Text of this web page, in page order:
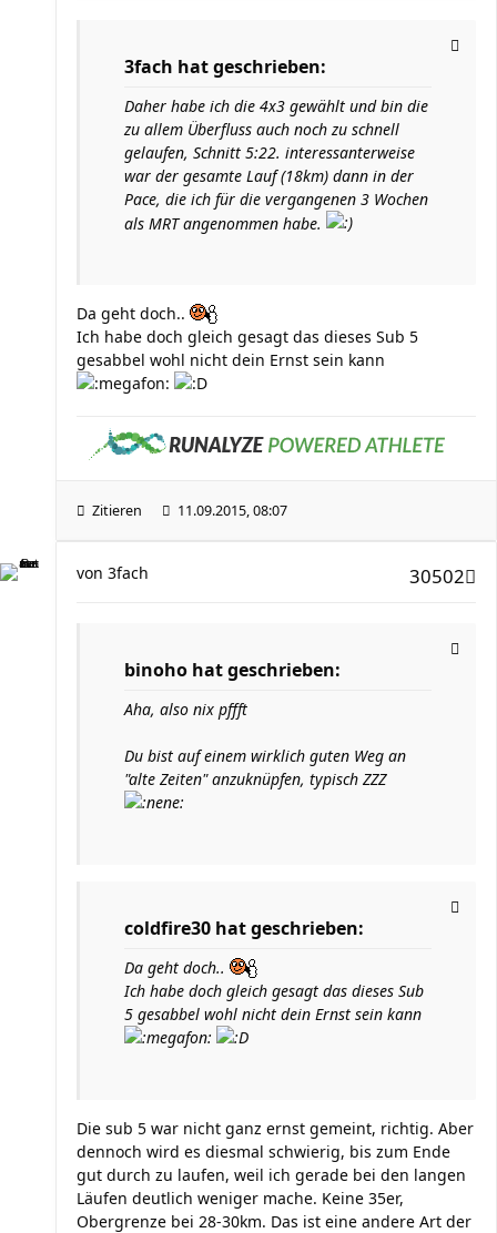
3fach hat geschrieben:
Daher habe ich die 4x3 gewählt und bin die
zu allem Überfluss auch noch zu schnell
gelaufen, Schnitt 5:22. interessanterweise
war der gesamte Lauf (18km) dann in der
Pace, die ich für die vergangenen 3 Wochen
als MRT angenommen habe.
Da geht doch..
Ich habe doch gleich gesagt das dieses Sub 5
gesabbel wohl nicht dein Ernst sein kann
Zitieren 11.09.2015, 08:07
30502
von 3fach
binoho hat geschrieben:
Aha, also nix pffft
Du bist auf einem wirklich guten Weg an
"alte Zeiten" anzuknüpfen, typisch ZZZ
coldfire30 hat geschrieben:
Da geht doch..
Ich habe doch gleich gesagt das dieses Sub
5 gesabbel wohl nicht dein Ernst sein kann
Die sub 5 war nicht ganz ernst gemeint, richtig. Aber
dennoch wird es diesmal schwierig, bis zum Ende
gut durch zu laufen, weil ich gerade bei den langen
Läufen deutlich weniger mache. Keine 35er,
Obergrenze bei 28-30km. Das ist eine andere Art der